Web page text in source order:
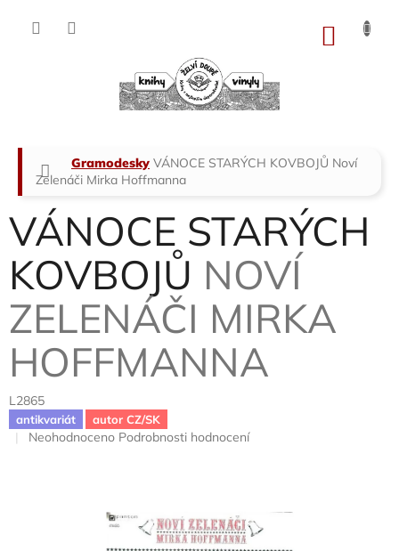
Domů
Gramodesky VÁNOCE STARÝCH KOVBOJŮ Noví
Zelenáči Mirka Hoffmanna
VÁNOCE STARÝCH
KOVBOJŮ NOVÍ
ZELENÁČI MIRKA
HOFFMANNA
L2865
antikvariát autor CZ/SK
Průměrné
Neohodnoceno Podrobnosti hodnocení